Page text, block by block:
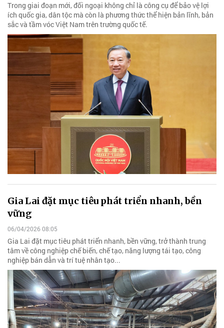
Trong giai đoạn mới, đối ngoại không chỉ là công cụ để bảo vệ lợi
ích quốc gia, dân tộc mà còn là phương thức thể hiện bản lĩnh, bản
sắc và tầm vóc Việt Nam trên trường quốc tế.
Gia Lai đặt mục tiêu phát triển nhanh, bền
vững
06/04/2026 08:05
Gia Lai đặt mục tiêu phát triển nhanh, bền vững, trở thành trung
tâm về công nghiệp chế biến, chế tạo, năng lượng tái tạo, công
nghiệp bán dẫn và trí tuệ nhân tạo...